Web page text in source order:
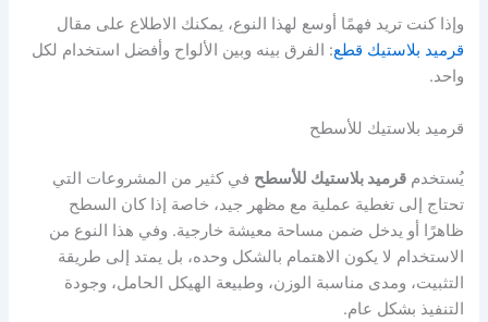
وإذا كنت تريد فهمًا أوسع لهذا النوع، يمكنك الاطلاع على مقال
قرميد بلاستيك قطع: الفرق بينه وبين الألواح وأفضل استخدام لكل
واحد.
قرميد بلاستيك للأسطح
يُستخدمقرميد بلاستيك للأسطح في كثير من المشروعات التي
تحتاج إلى تغطية عملية مع مظهر جيد، خاصة إذا كان السطح
ظاهرًا أو يدخل ضمن مساحة معيشة خارجية. وفي هذا النوع من
الاستخدام لا يكون الاهتمام بالشكل وحده، بل يمتد إلى طريقة
التثبيت، ومدى مناسبة الوزن، وطبيعة الهيكل الحامل، وجودة
التنفيذ بشكل عام.